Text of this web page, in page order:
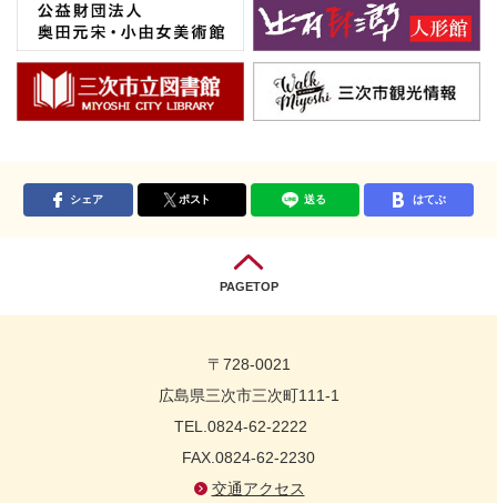
シェア ポスト 送る はてぶ
PAGETOP
〒728-0021
広島県三次市三次町111-1
TEL.0824-62-2222
FAX.0824-62-2230
交通アクセス